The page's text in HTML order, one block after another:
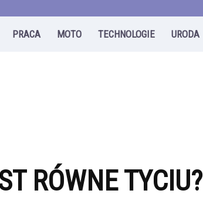
PRACA MOTO TECHNOLOGIE URODA
RÓWNE TYCIU?